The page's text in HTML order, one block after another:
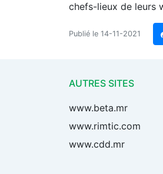
chefs-lieux de leurs
Publié le 14-11-2021
AUTRES SITES
www.beta.mr
www.rimtic.com
www.cdd.mr